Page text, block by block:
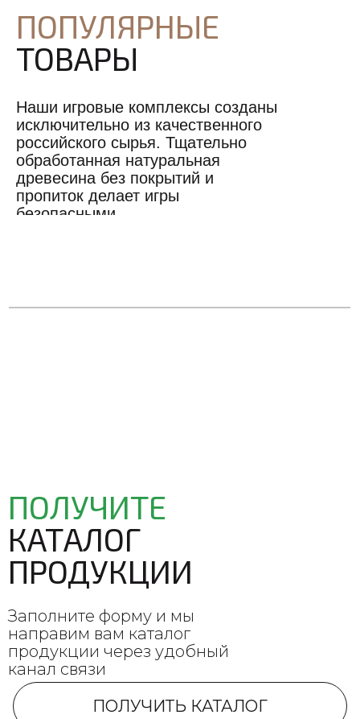
Наши игровые комплексы созданы
исключительно из качественного
российского сырья. Тщательно
обработанная натуральная
древесина без покрытий и
пропиток делает игры
безопасными.
ПОПУЛЯРНЫЕ
ТОВАРЫ
Заполните форму и мы
направим вам каталог
продукции через удобный
канал связи
ПОЛУЧИТЕ
КАТАЛОГ
ПРОДУКЦИИ
ПОЛУЧИТЬ КАТАЛОГ